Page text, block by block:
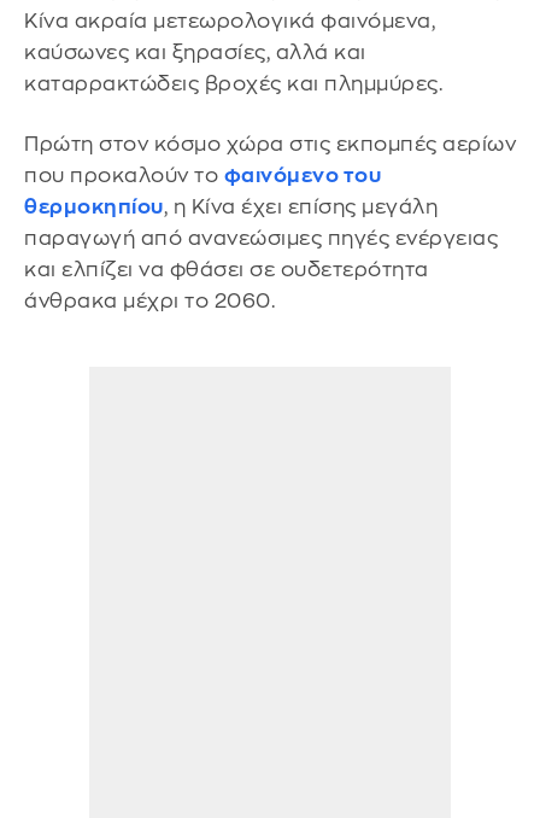
Κίνα ακραία μετεωρολογικά φαινόμενα,
καύσωνες και ξηρασίες, αλλά και
καταρρακτώδεις βροχές και πλημμύρες.
Πρώτη στον κόσμο χώρα στις εκπομπές αερίων
που προκαλούν το φαινόμενο του
θερμοκηπίου, η Κίνα έχει επίσης μεγάλη
παραγωγή από ανανεώσιμες πηγές ενέργειας
και ελπίζει να φθάσει σε ουδετερότητα
άνθρακα μέχρι το 2060.